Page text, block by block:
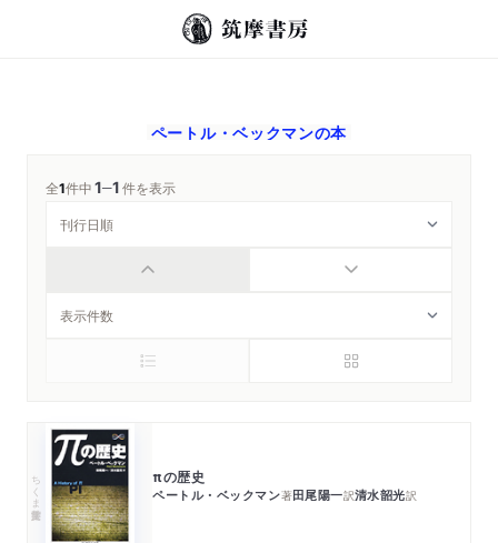
ペートル・ベックマンの本
全1件中1─1件を表示
ちくま学芸文庫 πの歴史
ペートル・ベックマン著田尾陽一訳清水韶光訳